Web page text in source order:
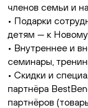
членов семьи и
• Подарки
детям — к
• Внутреннее и
семинары,
• Скидки и
партнёра
партнёров